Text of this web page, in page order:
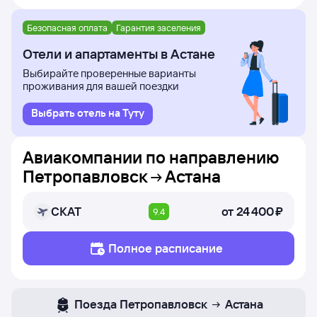
В таблице есть следующая информация: время вылета
из Петропавловска и прилёта в Астану, время в пути,
номера рейсов и дни недели, в которые авиакомпания
Вьетджет Казахстан осуществляет полёты.
Безопасная оплата Гарантия заселения
Отели и апартаменты в Астане
Выбирайте проверенные варианты
проживания для вашей поездки
Выбрать отель на Туту
Авиакомпании по направлению
Петропавловск
Астана
СКАТ 9.4 от24 ⁠400 ⁠₽
Полное расписание
Поезда Петропавловск Астана